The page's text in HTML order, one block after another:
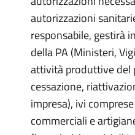
autorizzazioni
responsabile, gestirà
della PA (Ministeri,
attività produttive del
cessazione,
impresa), ivi
commerciali e